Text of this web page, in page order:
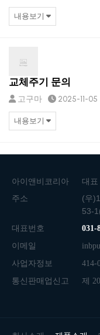
내용보기
교체주기 문의
고구마 2025-11-05
내용보기
아이앤비코리아
대표
주소
(우
53-
대표번호
031-
이메일
사업자정보 414-
통신판매업신고 제